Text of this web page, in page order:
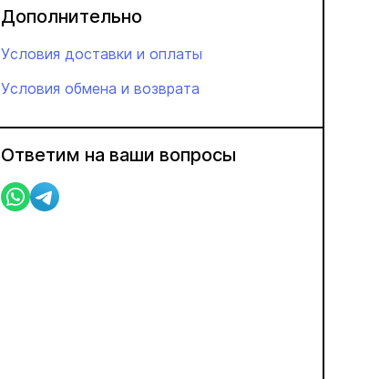
Дополнительно
Условия доставки и оплаты
Условия обмена и возврата
Ответим на ваши вопросы